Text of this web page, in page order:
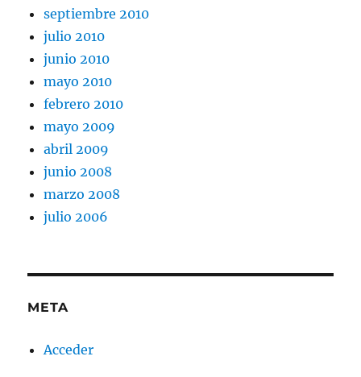
septiembre 2010
julio 2010
junio 2010
mayo 2010
febrero 2010
mayo 2009
abril 2009
junio 2008
marzo 2008
julio 2006
META
Acceder